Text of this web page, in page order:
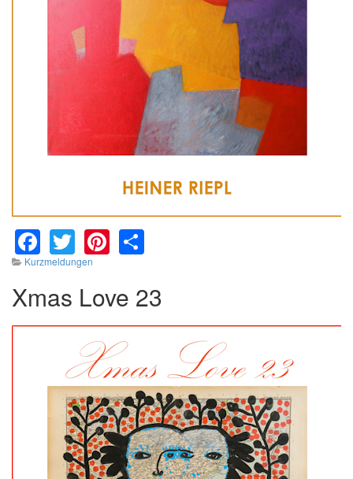
Facebook
TwitterPinterest
Kurzmeldungen
Xmas Love 23